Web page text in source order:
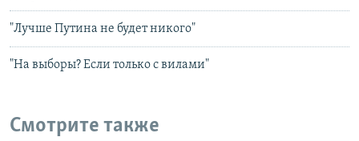
"Лучше Путина не будет никого"
"На выборы? Если только с вилами"
Смотрите также